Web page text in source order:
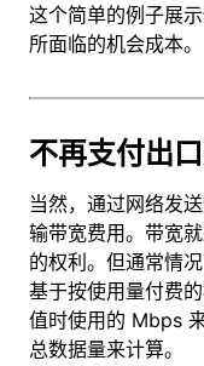
这个简单的例子展
所面临的机会成本。
不再支付出口
当然，通过网络发
输带宽费用。带宽
的权利。但通常情
基于按使用量付费
值时使用的 Mbps
总数据量来计算。